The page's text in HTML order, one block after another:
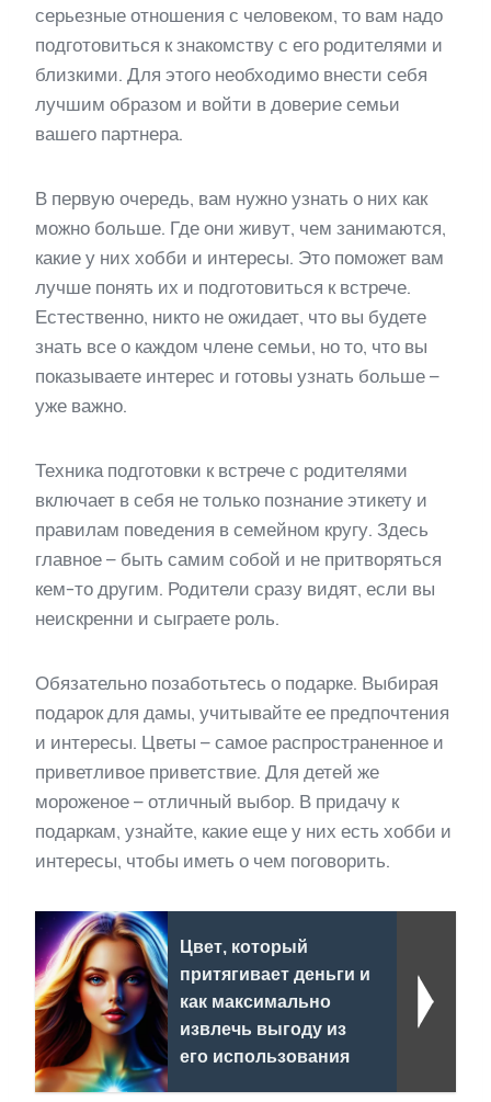
серьезные отношения с человеком, то вам надо
подготовиться к знакомству с его родителями и
близкими. Для этого необходимо внести себя
лучшим образом и войти в доверие семьи
вашего партнера.
В первую очередь, вам нужно узнать о них как
можно больше. Где они живут, чем занимаются,
какие у них хобби и интересы. Это поможет вам
лучше понять их и подготовиться к встрече.
Естественно, никто не ожидает, что вы будете
знать все о каждом члене семьи, но то, что вы
показываете интерес и готовы узнать больше –
уже важно.
Техника подготовки к встрече с родителями
включает в себя не только познание этикету и
правилам поведения в семейном кругу. Здесь
главное – быть самим собой и не притворяться
кем-то другим. Родители сразу видят, если вы
неискренни и сыграете роль.
Обязательно позаботьтесь о подарке. Выбирая
подарок для дамы, учитывайте ее предпочтения
и интересы. Цветы – самое распространенное и
приветливое приветствие. Для детей же
мороженое – отличный выбор. В придачу к
подаркам, узнайте, какие еще у них есть хобби и
интересы, чтобы иметь о чем поговорить.
Цвет, который
притягивает деньги и
как максимально
извлечь выгоду из
его использования